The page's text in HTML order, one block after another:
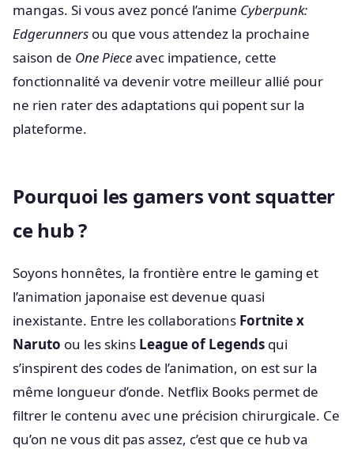
mangas. Si vous avez poncé l’anime Cyberpunk:
Edgerunners ou que vous attendez la prochaine
saison de One Pieceavec impatience, cette
fonctionnalité va devenir votre meilleur allié pour
ne rien rater des adaptations qui popent sur la
plateforme.
Pourquoi les gamers vont squatter
ce hub ?
Soyons honnêtes, la frontière entre le gaming et
l’animation japonaise est devenue quasi
inexistante. Entre les collaborations Fortnite x
Naruto ou les skins League of Legends qui
s’inspirent des codes de l’animation, on est sur la
même longueur d’onde. Netflix Books permet de
filtrer le contenu avec une précision chirurgicale. Ce
qu’on ne vous dit pas assez, c’est que ce hub va